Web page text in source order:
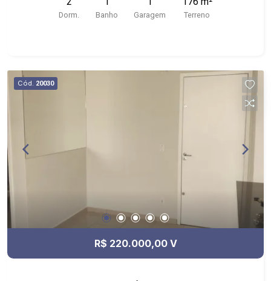
Sushi Bar, Droga Raia, Invictus RP, Bar O
Português
Dorm. Banho Garagem Terreno
Cód. 20030
R$ 220.000,00 V